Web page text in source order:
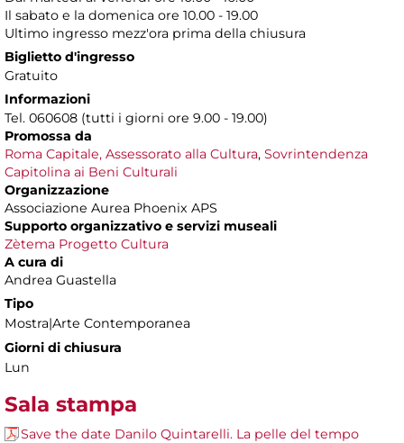
Il sabato e la domenica ore 10.00 - 19.00
Ultimo ingresso mezz'ora prima della chiusura
Biglietto d'ingresso
Gratuito
Informazioni
Tel. 060608 (tutti i giorni ore 9.00 - 19.00)
Promossa da
Roma Capitale, Assessorato alla Cultura, Sovrintendenza
Capitolina ai Beni Culturali
Organizzazione
Associazione Aurea Phoenix APS
Supporto organizzativo e servizi museali
Zètema Progetto Cultura
A cura di
Andrea Guastella
Tipo
Mostra|Arte Contemporanea
Giorni di chiusura
Lun
Sala stampa
Save the date Danilo Quintarelli. La pelle del tempo